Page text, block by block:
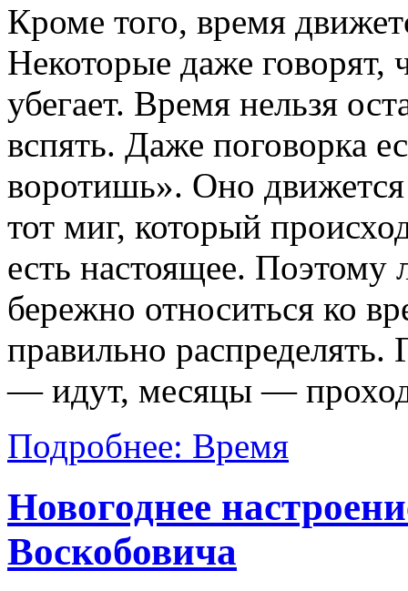
Кроме того, время
Некоторые даже говорят,
убегает. Время нельзя
вспять. Даже поговорка
воротишь». Оно
тот миг, который
есть настоящее. Поэтому
бережно относиться ко
правильно
— идут, месяцы —
Подробнее: Время
Новогоднее
Воскобовича